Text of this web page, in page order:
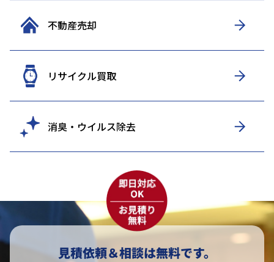
不動産売却
リサイクル買取
消臭・ウイルス除去
見積依頼＆相談は無料です。